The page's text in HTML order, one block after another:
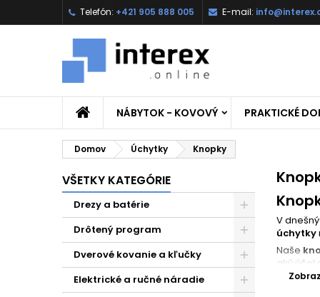
Telefón: +421 905 888 005 E-mail:
NÁBYTOK - KOVOVÝ PRAKTICKÉ
Domov Úchytky Knopky
VŠETKY KATEGÓRIE
Drezy a batérie
Drôtený program
Dverové kovanie a kľučky
Elektrické a ručné náradie
V
úchytky
Naše
aký účel